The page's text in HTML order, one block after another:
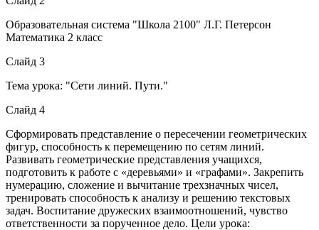
Образовательная система "Школа 2100" Л.Г. Петерсон
Математика 2 класс
Слайд 3
Тема урока: "Сети линий. Пути."
Слайд 4
Сформировать представление о пересечении геометрических
фигур, способность к перемещению по сетям линий.
Развивать геометрические представления учащихся,
подготовить к работе с «деревьями» и «графами». Закрепить
нумерацию, сложение и вычитание трехзначных чисел,
тренировать способность к анализу и решению текстовых
задач. Воспитание дружеских взаимоотношений, чувство
ответственности за порученное дело. Цели урока: